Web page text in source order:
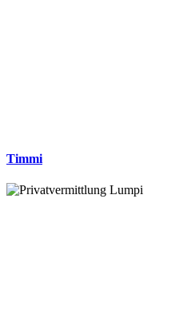
Timmi